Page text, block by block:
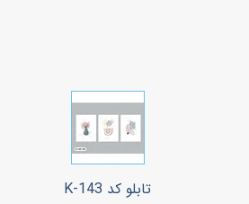
تابلو کد K-143